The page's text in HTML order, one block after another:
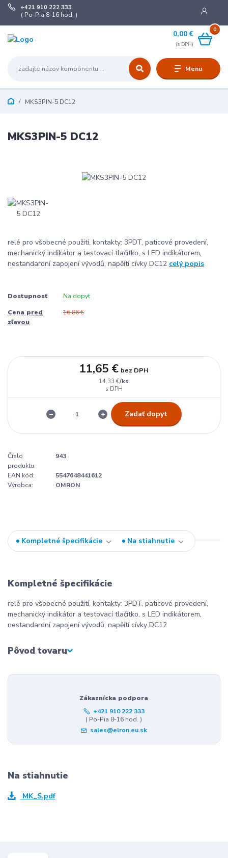
Menu
+421 910 222 333
( Po-Pia 8-16 hod. )
0
0,00 €
MKS3PIN-5 DC12
MKS3PIN-5 DC12
relé pro všobecné použití, kontakty: 3PDT, paticové provedení,
mechanický indikátor a testovací tlačítko, s LED indikátorem,
nestandardní zapojení vývodů, napěítí cívky DC12 celý popis
Dostupnosť Na dopyt
Cena pred
zľavou
16,86 €
14,33 €/ks
11,65 € bez DPH
Zadať dopyt
Číslo
produktu:
943
EAN kód:
5547648441612
Výrobca:
OMRON
Kompletné špecifikácie Na stiahnutie
Kompletné špecifikácie
relé pro všobecné použití, kontakty: 3PDT, paticové provedení,
mechanický indikátor a testovací tlačítko, s LED indikátorem,
nestandardní zapojení vývodů, napěítí cívky DC12
Pôvod tovaru
Zákaznícka podpora
+421 910 222 333
( Po-Pia 8-16 hod. )
sales@elron.eu.sk
Na stiahnutie
MK_S.pdf